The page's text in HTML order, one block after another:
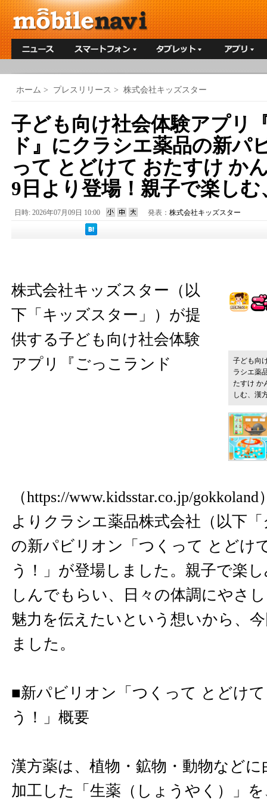
ホーム > プレスリリース > 株式会社キッズスター
子ども向け社会体験アプリ
ド』にクラシエ薬品の新パ
って とどけて おたすけ か
9日より登場！親子で楽しむ
日時: 2026年07月09日 10:00 発表： 株式会社キッズスター
子ども向
ラシエ薬
たすけ か
しむ、漢
株式会社キッズスター（以
下「キッズスター」）が提
供する子ども向け社会体験
アプリ『ごっこランド
（https://www.kidsstar.co.jp/gokkoland
よりクラシエ薬品株式会社（以下
の新パビリオン「つくって とどけ
う！」が登場しました。親子で楽
しんでもらい、日々の体調にやさ
魅力を伝えたいという想いから、
ました。
■新パビリオン「つくって とどけ
う！」概要
漢方薬は、植物・鉱物・動物など
加工した「生薬（しょうやく）」